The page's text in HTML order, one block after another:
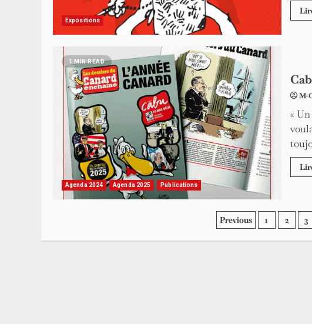
Expositions
1 MIN READ
Agenda 2024 Agenda 2025 Publications
M-
«
Pagination
des
Previous 1 2 3